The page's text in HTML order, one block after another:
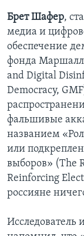
Брет Шафер,
медиа и
обеспечение
фонда
and Digital
Democracy,
фальшивые
названием
или
выборов» (The
Reinforcing
россияне
Исследователь